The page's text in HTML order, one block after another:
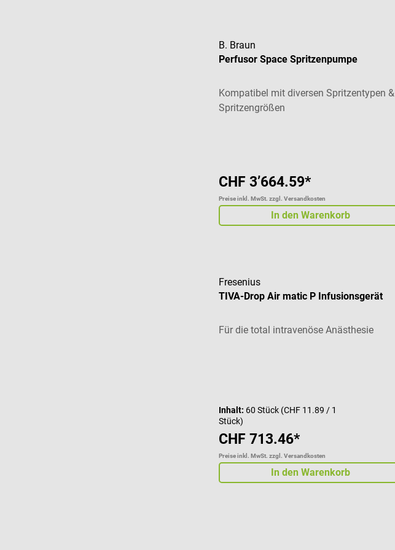
B. Braun
Perfusor Space Spritzenpumpe
Kompatibel mit diversen Spritzentypen &
Spritzengrößen
CHF 3’664.59*
Preise inkl. MwSt. zzgl. Versandkosten
In den Warenkorb
Fresenius
TIVA-Drop Air matic P Infusionsgerät
Für die total intravenöse Anästhesie
Inhalt: 60 Stück (CHF 11.89 / 1
Stück)
CHF 713.46*
Preise inkl. MwSt. zzgl. Versandkosten
In den Warenkorb